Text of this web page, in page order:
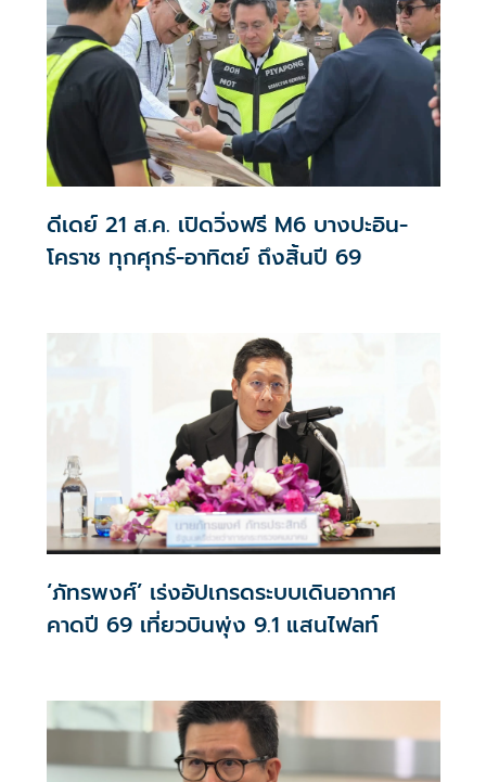
ดีเดย์ 21 ส.ค. เปิดวิ่งฟรี M6 บางปะอิน-
โคราช ทุกศุกร์-อาทิตย์ ถึงสิ้นปี 69
‘ภัทรพงศ์’ เร่งอัปเกรดระบบเดินอากาศ
คาดปี 69 เที่ยวบินพุ่ง 9.1 แสนไฟลท์